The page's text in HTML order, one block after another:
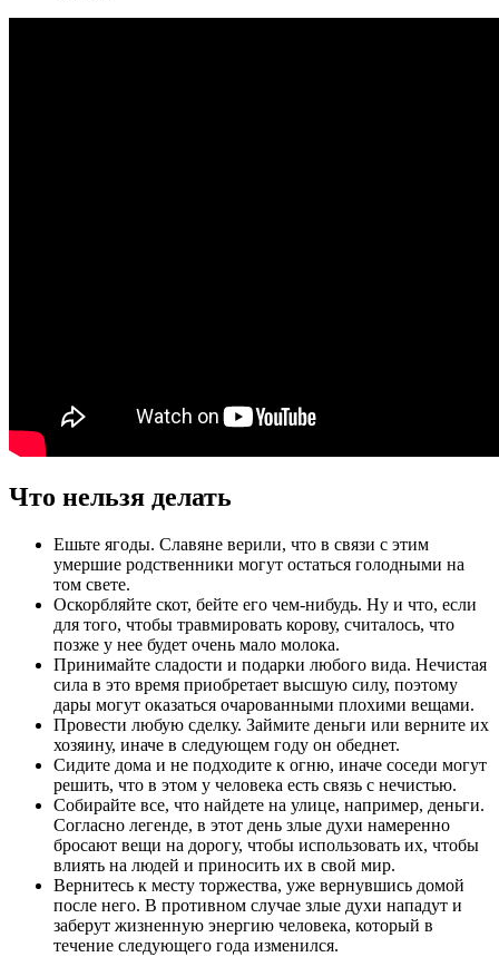
Что нельзя делать
Ешьте ягоды. Славяне верили, что в связи с этим
умершие родственники могут остаться голодными на
том свете.
Оскорбляйте скот, бейте его чем-нибудь. Ну и что, если
для того, чтобы травмировать корову, считалось, что
позже у нее будет очень мало молока.
Принимайте сладости и подарки любого вида. Нечистая
сила в это время приобретает высшую силу, поэтому
дары могут оказаться очарованными плохими вещами.
Провести любую сделку. Займите деньги или верните их
хозяину, иначе в следующем году он обеднет.
Сидите дома и не подходите к огню, иначе соседи могут
решить, что в этом у человека есть связь с нечистью.
Собирайте все, что найдете на улице, например, деньги.
Согласно легенде, в этот день злые духи намеренно
бросают вещи на дорогу, чтобы использовать их, чтобы
влиять на людей и приносить их в свой мир.
Вернитесь к месту торжества, уже вернувшись домой
после него. В противном случае злые духи нападут и
заберут жизненную энергию человека, который в
течение следующего года изменился.